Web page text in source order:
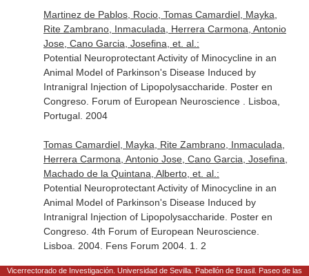
Martinez de Pablos, Rocio, Tomas Camardiel, Mayka,
Rite Zambrano, Inmaculada, Herrera Carmona, Antonio
Jose, Cano Garcia, Josefina, et. al.:
Potential Neuroprotectant Activity of Minocycline in an
Animal Model of Parkinson's Disease Induced by
Intranigral Injection of Lipopolysaccharide. Poster en
Congreso. Forum of European Neuroscience . Lisboa,
Portugal. 2004
Tomas Camardiel, Mayka, Rite Zambrano, Inmaculada,
Herrera Carmona, Antonio Jose, Cano Garcia, Josefina,
Machado de la Quintana, Alberto, et. al.:
Potential Neuroprotectant Activity of Minocycline in an
Animal Model of Parkinson's Disease Induced by
Intranigral Injection of Lipopolysaccharide. Poster en
Congreso. 4th Forum of European Neuroscience.
Lisboa. 2004. Fens Forum 2004. 1. 2
Vicerrectorado de Investigación. Universidad de Sevilla. Pabellón de Brasil. Paseo de las